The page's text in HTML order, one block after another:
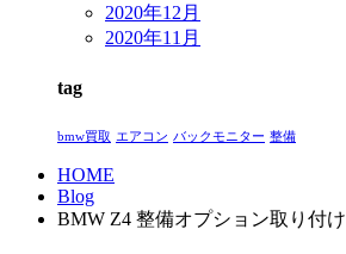
2020年12月
2020年11月
tag
bmw買取 エアコン バックモニター 整備
HOME
Blog
BMW Z4 整備オプション取り付け